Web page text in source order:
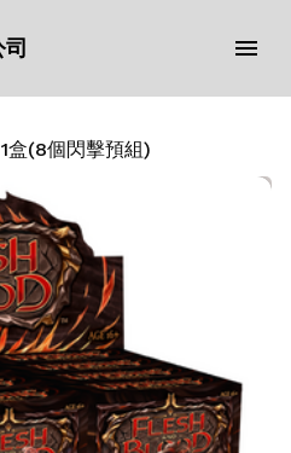
盒(8個閃擊預組)